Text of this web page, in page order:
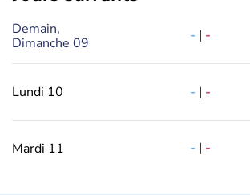
Demain,
Dimanche 09
- | -
Lundi 10 - | -
Mardi 11 - | -